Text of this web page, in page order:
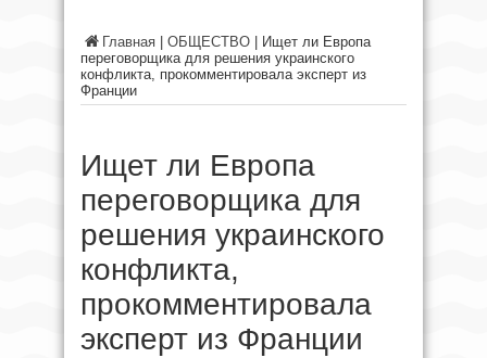
Главная ОБЩЕСТВО
Ищет ли Европа
переговорщика для решения украинского
конфликта, прокомментировала эксперт из
Франции
Ищет ли Европа
переговорщика для
решения украинского
конфликта,
прокомментировала
эксперт из Франции